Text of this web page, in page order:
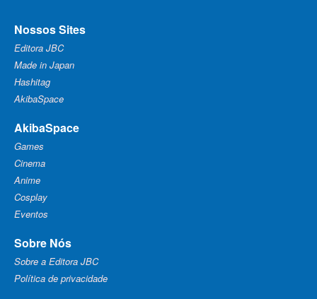
Nossos Sites
Editora JBC
Made in Japan
Hashitag
AkibaSpace
AkibaSpace
Games
Cinema
Anime
Cosplay
Eventos
Sobre Nós
Sobre a Editora JBC
Política de privacidade